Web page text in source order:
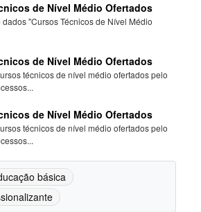
de Nível Médio Ofertados
"Cursos Técnicos de Nível Médio
de Nível Médio Ofertados
técnicos de nível médio ofertados pelo
de Nível Médio Ofertados
técnicos de nível médio ofertados pelo
básica